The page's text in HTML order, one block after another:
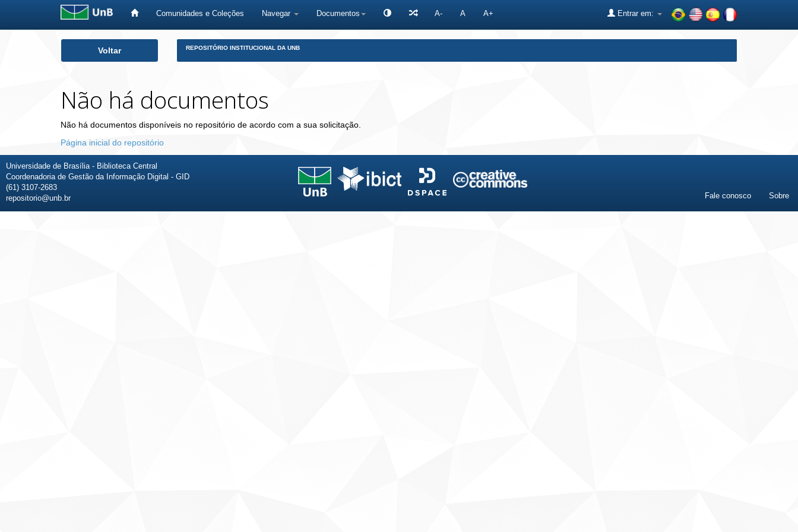
Comunidades e Coleções Navegar Documentos A- A A+ Entrar em:
Voltar REPOSITÓRIO INSTITUCIONAL DA UNB
Não há documentos
Não há documentos disponíveis no repositório de acordo com a sua solicitação.
Página inicial do repositório
Universidade de Brasília - Biblioteca Central
Coordenadoria de Gestão da Informação Digital - GID
(61) 3107-2683
repositorio@unb.br
Fale conosco Sobre